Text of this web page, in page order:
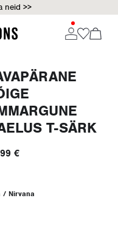
neid >>
T-SÄRK
€
/ Nirvana